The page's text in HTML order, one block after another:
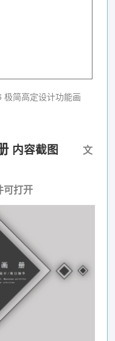
极简高定设计功能画
内容截图 文
可打开